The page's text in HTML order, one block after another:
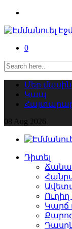
0
Մեր մասին
Կապ
08 Aug 2026
Դիտել
Ուղիղ
Կարճ